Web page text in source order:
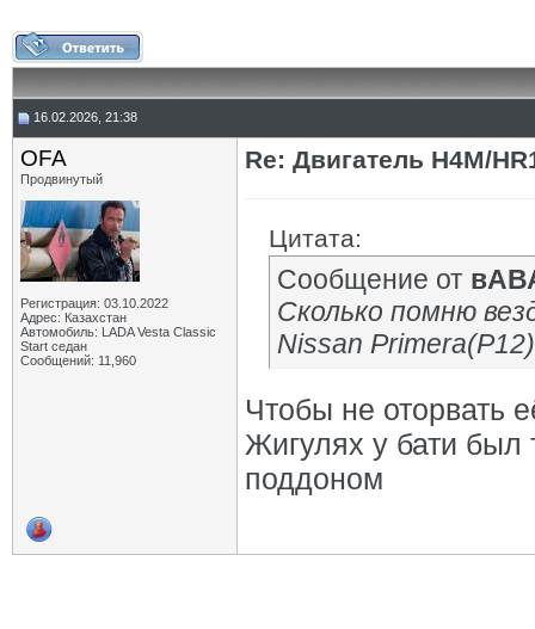
16.02.2026, 21:38
OFA
Продвинутый
Регистрация: 03.10.2022
Адрес: Казахстан
Автомобиль: LADA Vesta Classic
Start седан
Сообщений: 11,960
Re: Двигатель H4M/
Цитата:
Сообщение от
Сколько помню
Nissan
Чтобы не оторвать
Жигулях у бати был
поддоном